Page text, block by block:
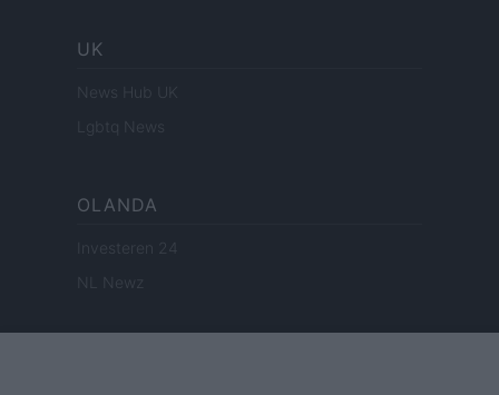
UK
News Hub UK
Lgbtq News
OLANDA
Investeren 24
NL Newz